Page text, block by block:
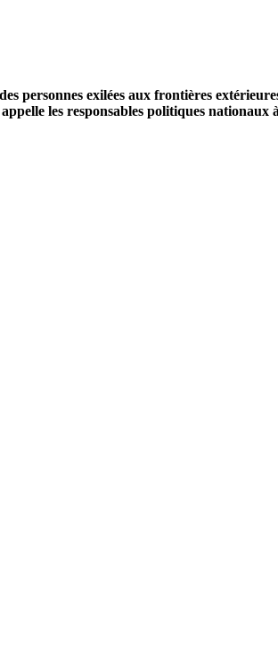
personnes exilées aux frontières
les responsables politiques